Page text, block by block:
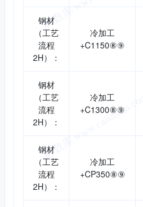
钢材
（工艺
流程
2H）：
冷加工
+C1150⑧⑨
钢材
（工艺
流程
2H）：
冷加工
+C1300⑧⑨
钢材
（工艺
流程
2H）：
冷加工
+CP350⑧⑨